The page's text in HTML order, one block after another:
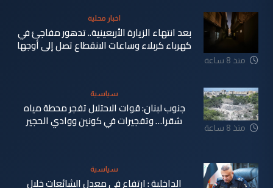
منذ 8 ساعة
اخبار محلية
بعد انتهاء الزيارة الأربعينية.. تدهور مفاجئ في
كهرباء كربلاء وساعات الانقطاع تصل إلى أوجها
منذ 8 ساعة
سياسية
جنوب لبنان: قوات الاحتلال تفجر محطة مياه
شقرا… وتفجيرات في كونين ووادي الحجير
سياسية
الداخلية : ارتفاع في معدل الشائعات خلال